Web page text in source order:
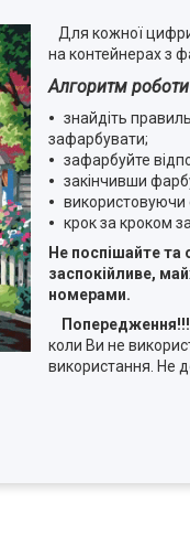
Для кожної
на контейнерах з
Алгоритм
знайдіть
зафарбувати;
зафарбуйте
закінчивши
використовуючи
крок за кроком
Не поспішайте
заспокійливе,
номерами.
Попередження!!!
коли Ви не
використання. Не